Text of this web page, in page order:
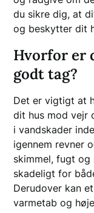
du sikre dig, at
og beskytter dit
Hvorfor er
godt tag?
Det er vigtigt at
dit hus mod vejr
i vandskader
igennem revner
skimmel, fugt
skadeligt for
Derudover kan
varmetab og